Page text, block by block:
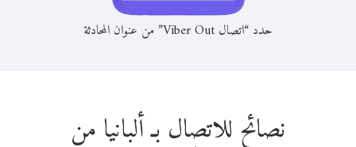
حدد “اتصال Viber Out” من عنوان المحادثة
نصائح للاتصال بـ ألبانيا من